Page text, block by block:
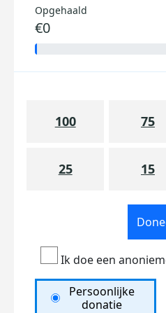
Opgehaald
€0
100 75
25 15
Ik doe een
Persoonlijke
donatie